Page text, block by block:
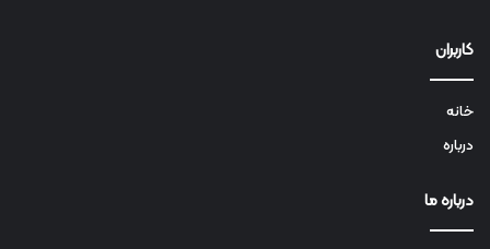
کاربران
خانه
درباره
درباره ما